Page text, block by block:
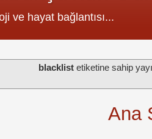
ve hayat bağlantısı...
blacklist etiketine sahip
Ana